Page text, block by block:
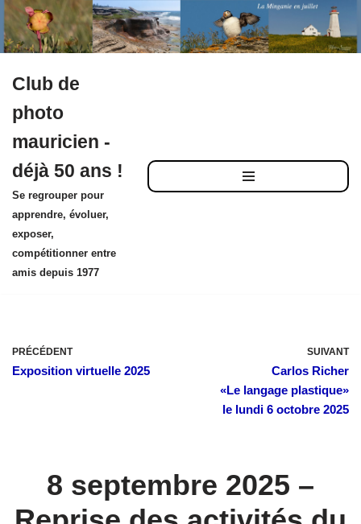
au
contenu
Club de
photo
mauricien -
déjà 50 ans !
Se regrouper pour
apprendre, évoluer,
exposer,
compétitionner entre
amis depuis 1977
PRÉCÉDENT
Exposition virtuelle 2025
SUIVANT
Carlos Richer
«Le langage plastique»
le lundi 6 octobre 2025
8 septembre 2025 –